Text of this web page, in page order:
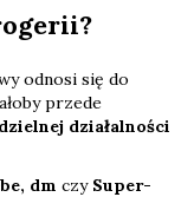
odnosi się do
przede
działalności
dm czy Super-